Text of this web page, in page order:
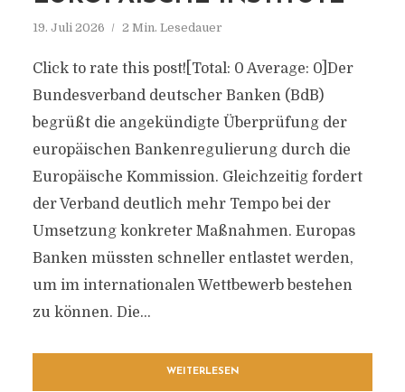
19. Juli 2026 2 Min. Lesedauer
Click to rate this post![Total: 0 Average: 0]Der
Bundesverband deutscher Banken (BdB)
begrüßt die angekündigte Überprüfung der
europäischen Bankenregulierung durch die
Europäische Kommission. Gleichzeitig fordert
der Verband deutlich mehr Tempo bei der
Umsetzung konkreter Maßnahmen. Europas
Banken müssten schneller entlastet werden,
um im internationalen Wettbewerb bestehen
zu können. Die...
WEITERLESEN